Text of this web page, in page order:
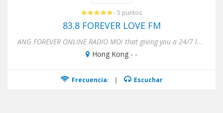
- 5 puntos
83.8 FOREVER LOVE FM
ANG FOREVER ONLINE RADIO MO! that giving you a 24/7 love songs hits music!
Hong Kong - -
Frecuencia: | Escuchar